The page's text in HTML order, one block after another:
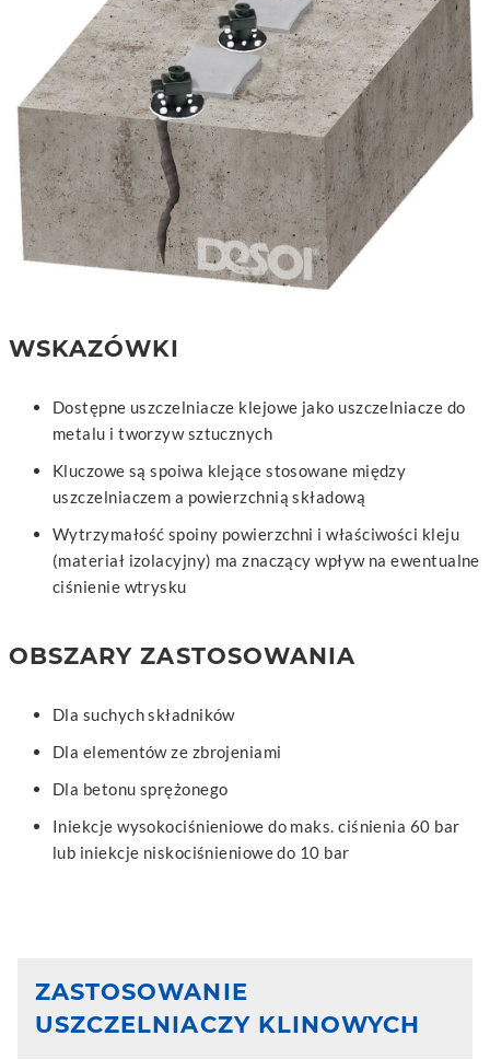
WSKAZÓWKI
Dostępne uszczelniacze klejowe jako uszczelniacze do
metalu i tworzyw sztucznych
Kluczowe są spoiwa klejące stosowane między
uszczelniaczem a powierzchnią składową
Wytrzymałość spoiny powierzchni i właściwości kleju
(materiał izolacyjny) ma znaczący wpływ na ewentualne
ciśnienie wtrysku
OBSZARY ZASTOSOWANIA
Dla suchych składników
Dla elementów ze zbrojeniami
Dla betonu sprężonego
Iniekcje wysokociśnieniowe do maks. ciśnienia 60 bar
lub iniekcje niskociśnieniowe do 10 bar
ZASTOSOWANIE
USZCZELNIACZY KLINOWYCH